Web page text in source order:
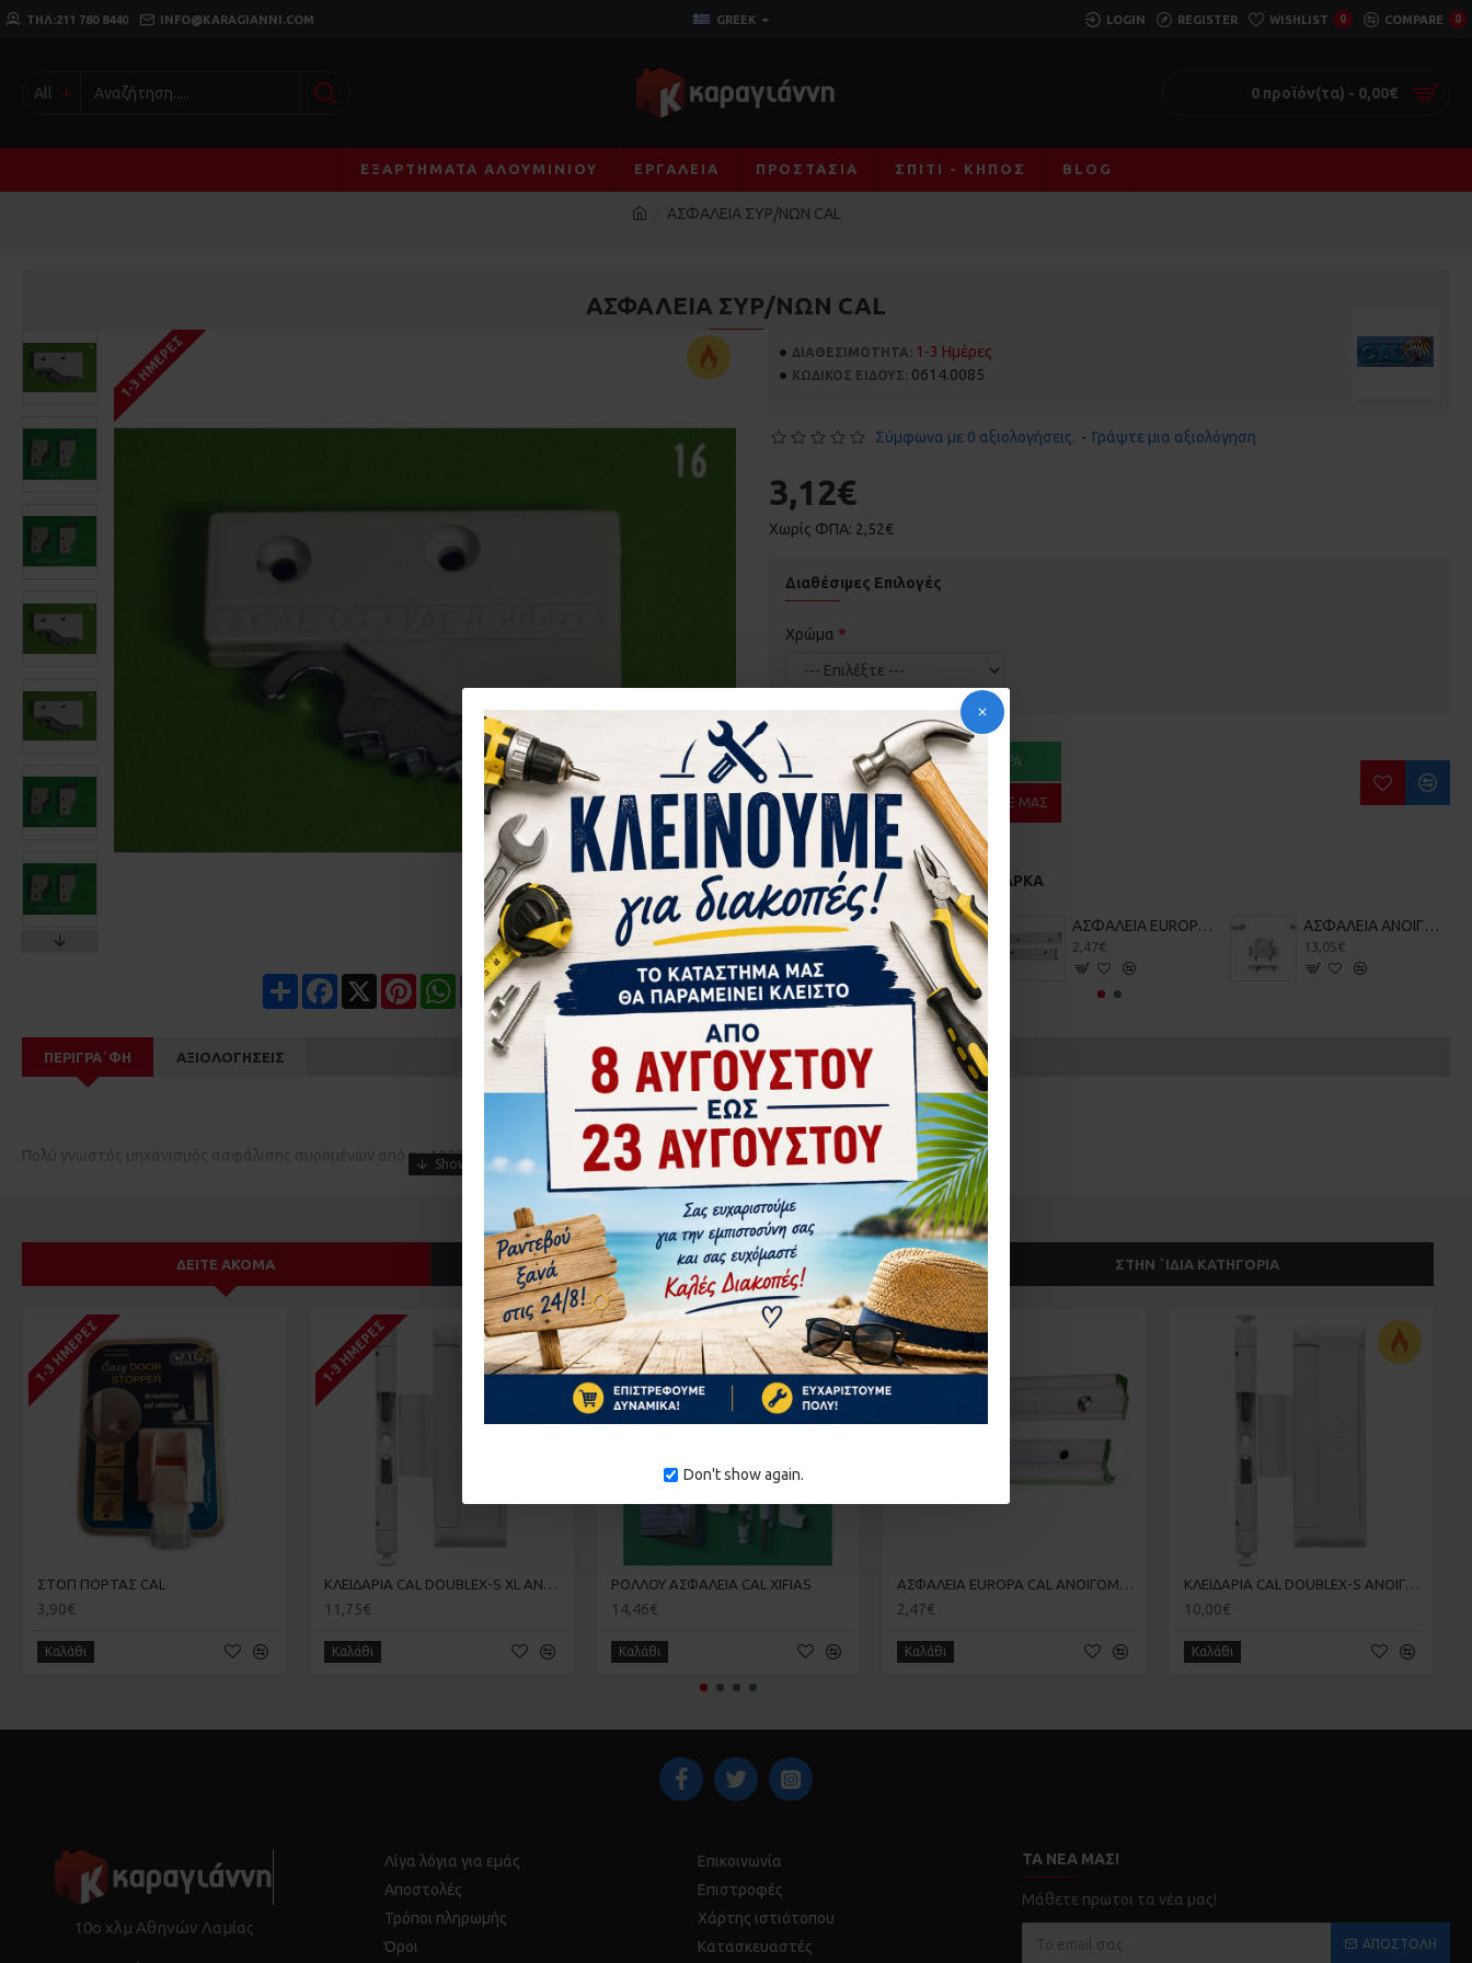
Don't show again.
ΤΗΛ:211 780 8440 INFO@KARAGIANNI.COM GREEK LOGIN REGISTER WISHLIST 0 COMPARE 0
All 0 προϊόν(τα) - 0,00€
ΕΞΑΡΤΉΜΑΤΑ ΑΛΟΥΜΙΝΊΟΥ ΕΡΓΑΛΕΊΑ ΠΡΟΣΤΑΣΊΑ ΣΠΊΤΙ - ΚΉΠΟΣ BLOG
ΑΣΦΑΛΕΙΑ ΣΥΡ/ΝΩΝ CAL
ΑΣΦΑΛΕΙΑ ΣΥΡ/ΝΩΝ CAL
1-3 ΗΜΈΡΕΣ
Share Facebook PinterestWhatsApp
Email
ΔΙΑΘΕΣΙΜΌΤΗΤΑ: 1-3 Ημέρες
ΚΩΔΙΚΌΣ ΕΊΔΟΥΣ: 0614.0085
Σύμφωνα με 0 αξιολογήσεις. - Γράψτε μια αξιολόγηση
3,12€
Χωρίς ΦΠΑ: 2,52€
Διαθέσιμες Επιλογές
Χρώμα
ΚΑΛΆΘΙ
ΑΓΟΡΆ
ΡΩΤΉΣΤΕ ΜΑΣ
ΠΕΡΙΣΣΌΤΕΡΑ ΑΠΌ ΤΗΝ ΙΔΙΑ ΜΆΡΚΑ
ΑΣΦΑΛΕΙΑ C.E.CAL ΑΝΟΙΓ/ΝΩΝ
2,21€
ΑΣΦΑΛΕΙΑ EUROPA CAL ΑΝΟΙΓΟΜΕΝΩΝ
2,47€
ΑΣΦΑΛΕΙΑ ΑΝΟΙΓΟΜΕΝΩΝ CAL COBRA
13,05€
ΠΕΡΙΓΡΑ΄ΦΉ ΑΞΙΟΛΟΓΉΣΕΙΣ
Πολύ γνωστός μηχανισμός ασφάλισης συρομένων από το 1990. Τοποθετείται από ένα στις δυο γωνίες του συρομένου
φύλλου στην πλευρά του κλειδώματος και απέχει 5- 8 mm από την πάνω και κάτω κάσα.
Όταν το ασφαλίζουμε, τα δόντια ακουμπούν απλά στην κάσα, αλλά αν γίνει προσπάθεια διάρρηξης, το φύλλο σφηνώνει και
δεν παραβιάζεται ούτε με λοστό γιατί λειτουργεί με την ανάδραση δηλ. με την δύναμη του διαρρήκτη.
Προϊόν που επίσης το συνιστούν ΟΙ ΑΣΦΑΛΙΣΤΙΚΕΣ ΕΤΑΙΡΙΕΣ ακόμη και η Αστυνομία κατά των διαρρήξεων, για τις συρόμενες
μπαλκονόπορτες και παράθυρα.
ΟΙ ΤΙΜΕΣ ΙΣΧΥΟΥΝ ΜΟΝΟ ΓΙΑ ΑΓΟΡΕΣ ΑΠΟ ΤΟ ΗΛΕΚΤΡΟΝΙΚΟ ΚΑΤΑΣΤΗΜΑ ΜΑΣ
ΔΕΊΤΕ ΑΚΌΜΑ ΑΠΌ ΤΟΝ ΊΔΙΟ ΚΑΤΑΣΚΕΥΑΣΤΉ ΣΤΗΝ ΄ΙΔΙΑ ΚΑΤΗΓΟΡΊΑ
1-3 ΗΜΈΡΕΣ
ΣΤΟΠ ΠΟΡΤΑΣ CAL
3,90€
Καλάθι
1-3 ΗΜΈΡΕΣ
ΚΛΕΙΔΑΡΙΑ CAL DOUBLEX-S XL ΑΝΟΙΓΟΜΕΝΟΥ
11,75€
Καλάθι
1-3 ΗΜΈΡΕΣ
ΡΟΛΛΟΥ ΑΣΦΑΛΕΙΑ CAL XIFIAS
14,46€
Καλάθι
1-3 ΗΜΈΡΕΣ
ΑΣΦΑΛΕΙΑ EUROPA CAL ΑΝΟΙΓΟΜΕΝΩΝ
2,47€
Καλάθι
ΚΛΕΙΔΑΡΙΑ CAL DOUBLEX-S ΑΝΟΙΓΟΜΕΝΟΥ
10,00€
Καλάθι
10ο χλμ Αθηνών Λαμίας
Λίγα λόγια για εμάς
Αποστολές
Τρόποι πληρωμής
Όροι
Επικοινωνία
Επιστροφές
Χάρτης ιστιότοπου
Κατασκευαστές
ΤΑ ΝΈΑ ΜΑΣ!
Μάθετε πρωτοι τα νέα μας!
ΑΠΟΣΤΟΛΉ